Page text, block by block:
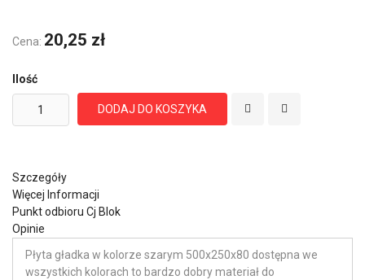
Cena: 20,25 zł
Ilość
DODAJ DO KOSZYKA
Szczegóły
Więcej Informacji
Punkt odbioru Cj Blok
Opinie
Płyta gładka w kolorze szarym 500x250x80 dostępna we
wszystkich kolorach to bardzo dobry materiał do